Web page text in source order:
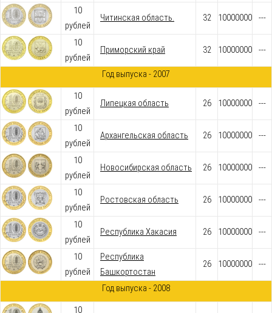
10
рублей
Читинская область. 32 10000000 ---
10
рублей
Приморский край 32 10000000 ---
Год выпуска - 2007
10
рублей
Липецкая область 26 10000000 ---
10
рублей
Архангельская область 26 10000000 ---
10
рублей
Новосибирская область 26 10000000 ---
10
рублей
Ростовская область 26 10000000 ---
10
рублей
Республика Хакасия 26 10000000 ---
10
рублей
Республика
Башкортостан
26 10000000 ---
Год выпуска - 2008
10